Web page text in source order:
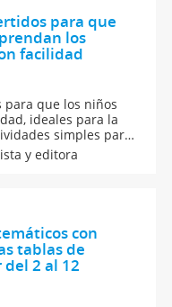
para que
los
facilidad
para que los niños
ideales para la
simples para
cantidad, y contar
para reforzar
y editora
con
tablas de
2 al 12